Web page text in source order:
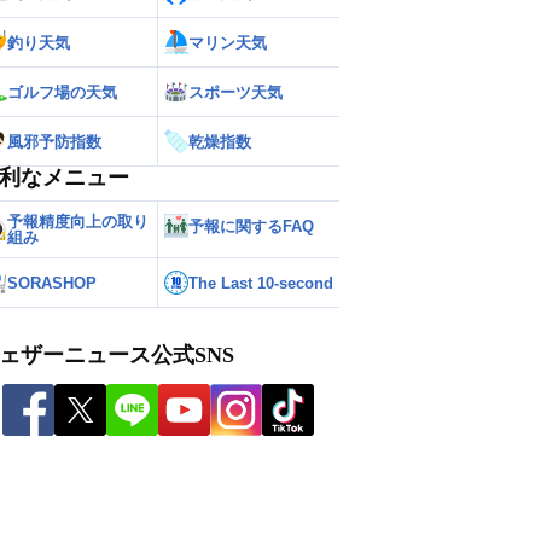
釣り天気 マリン天気
ゴルフ場の天気 スポーツ天気
風邪予防指数 乾燥指数
なメニュー
予報精度向上の取り
組み
予報に関するFAQ
SORASHOP The Last 10-second
ザーニュース公式SNS